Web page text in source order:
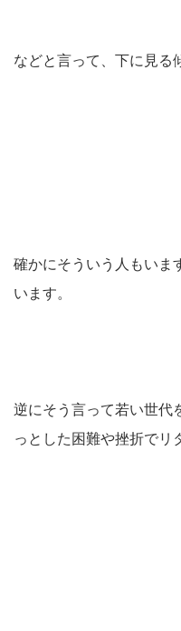
などと言って、下に見る
確かにそういう人もいま
います。
逆にそう言って若い世代
っとした困難や挫折でリ